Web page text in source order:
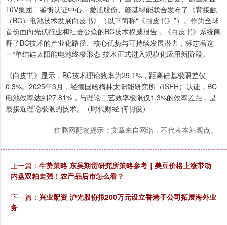
TüV集团、鉴衡认证中心、爱旭股份、隆基绿能联合发布了《背接触
（BC）电池技术发展白皮书》（以下简称“《白皮书》”）。作为全球
首份面向光伏行业和社会公众的BC技术权威报告，《白皮书》系统阐
释了BC技术的产业化路径、核心优势与可持续发展潜力，标志着这
一“单结硅太阳能电池终极形态”技术正式进入规模化应用新阶段。
《白皮书》显示，BC技术理论效率为29.1%，距离硅基极限差仅
0.3%。2025年3月，经德国哈梅林太阳能研究所（ISFH）认证，BC
电池效率达到27.81%，与理论工艺效率极限仅1.3%的效率差距，是
最接近理论极限的技术。（时代财经 何明俊）
红腾网配资提示：文章来自网络，不代表本站观点。
上一篇： 牛势策略 东吴期货研究所策略参考｜美豆价格上涨带动
内盘双粕走强！农产品后市怎么看？
下一篇： 兴业配资 沪光股份拟200万元设立香港子公司拓展海外业
务